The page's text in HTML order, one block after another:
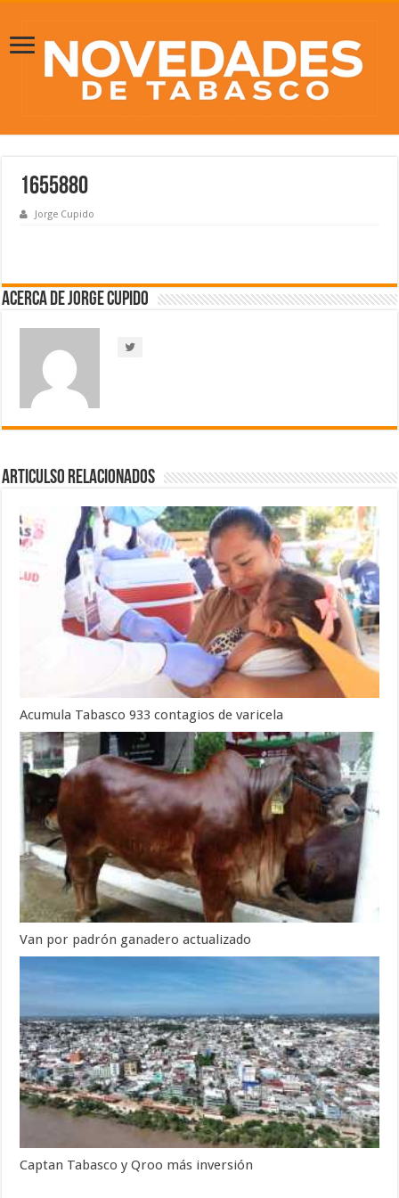
1655880
Jorge Cupido
Acerca de Jorge Cupido
Articulso Relacionados
Acumula Tabasco 933 contagios de varicela
Van por padrón ganadero actualizado
Captan Tabasco y Qroo más inversión